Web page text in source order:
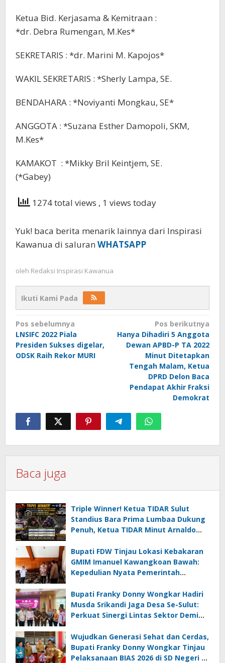
Ketua Bid. Kerjasama & Kemitraan :
*dr. Debra Rumengan, M.Kes*
SEKRETARIS : *dr. Marini M. Kapojos*
WAKIL SEKRETARIS : *Sherly Lampa, SE.
BENDAHARA : *Noviyanti Mongkau, SE*
ANGGOTA : *Suzana Esther Damopoli, SKM,
M.Kes*
KAMAKOT : *Mikky Bril Keintjem, SE.
(*Gabey)
1274 total views , 1 views today
Yuk! baca berita menarik lainnya dari Inspirasi
Kawanua di saluran WHATSAPP
oleh Redaksi Inspirasi Kawanua
Ikuti Kami Pada
Navigasi
pos
Pos sebelumnya
LNSIFC 2022 Piala
Presiden Sukses digelar,
ODSK Raih Rekor MURI
Pos berikutnya
Hanya Dihadiri 5 Anggota
Dewan APBD-P TA 2022
Minut Ditetapkan
Tengah Malam, Ketua
DPRD Delon Baca
Pendapat Akhir Fraksi
Demokrat
Baca juga
Triple Winner! Ketua TIDAR Sulut
Standius Bara Prima Lumbaa Dukung
Penuh, Ketua TIDAR Minut Arnaldo
05 MC JOE Sapu Bersih Tiga Gelar
Juara Umum
Bupati FDW Tinjau Lokasi Kebakaran
GMIM Imanuel Kawangkoan Bawah:
Kepedulian Nyata Pemerintah
Terdampak
Bupati Franky Donny Wongkar Hadiri
Musda Srikandi Jaga Desa Se-Sulut:
Perkuat Sinergi Lintas Sektor Demi
Wujudkan Generasi Sehat dan Cerdas,
Bupati Franky Donny Wongkar Tinjau
Pelaksanaan BIAS 2026 di SD Negeri 2